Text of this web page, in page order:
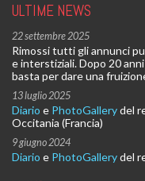
ULTIME NEWS
22 settembre 2025
Rimossi tutti gli annunci
e interstiziali. Dopo 20
basta per dare una
13 luglio 2025
Diario e PhotoGallerydel
Occitania (Francia)
9 giugno 2024
Diario e PhotoGallerydel